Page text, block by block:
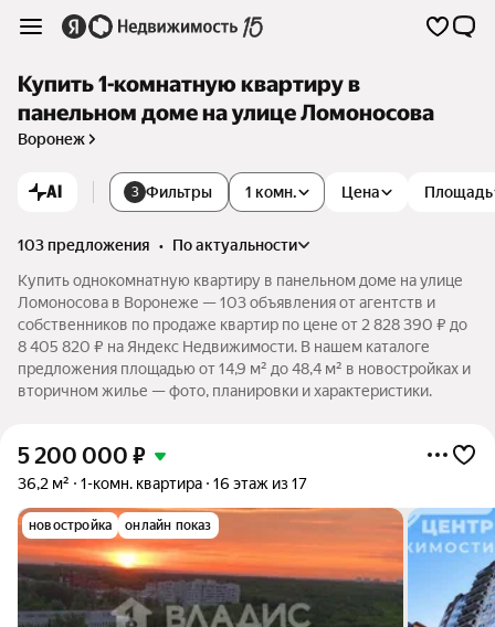
Купить 1-комнатную квартиру в
панельном доме на улице Ломоносова
Воронеж
AI 3 Фильтры 1 комн. Цена Площадь
103 предложения •
по актуальности
Купить однокомнатную квартиру в панельном доме на улице
Ломоносова в Воронеже — 103 объявления от агентств и
собственников по продаже квартир по цене от 2 828 390 ₽ до
8 405 820 ₽ на Яндекс Недвижимости. В нашем каталоге
предложения площадью от 14,9 м² до 48,4 м² в новостройках и
вторичном жилье — фото, планировки и характеристики.
5 200 000 ₽
36,2 м² 1-комн. квартира 16 этаж из 17
новостройка онлайн показ